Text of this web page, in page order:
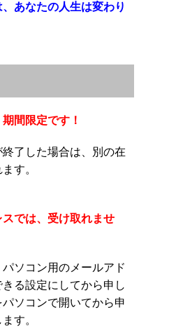
あなたの人生は変わり
間限定です！
了した場合は、別の在
す。
では、受け取れませ
ソコン用のメールアド
る設定にしてから申し
ソコンで開いてから申
す。